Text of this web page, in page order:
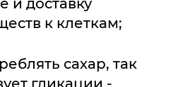
и доставку
к клеткам;
сахар, так
гликации -